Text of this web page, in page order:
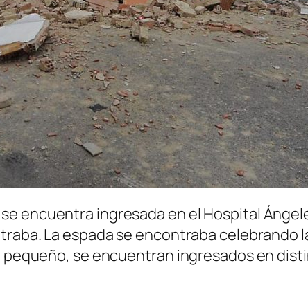
encuentra ingresada en el Hospital
La espada se encontraba celebrando
pequeño, se encuentran ingresados en